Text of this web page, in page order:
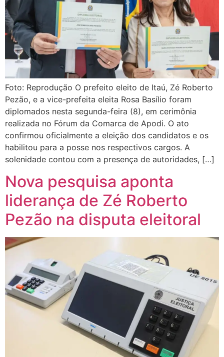
Foto: Reprodução O prefeito eleito de Itaú, Zé Roberto
Pezão, e a vice-prefeita eleita Rosa Basílio foram
diplomados nesta segunda-feira (8), em cerimônia
realizada no Fórum da Comarca de Apodi. O ato
confirmou oficialmente a eleição dos candidatos e os
habilitou para a posse nos respectivos cargos. A
solenidade contou com a presença de autoridades, […]
Nova pesquisa aponta
liderança de Zé Roberto
Pezão na disputa eleitoral